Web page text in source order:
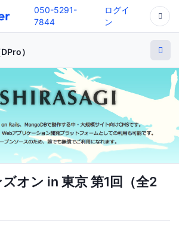
050-5291-
7844
ログイ
ン
）
オン in 東京 第1回（全2